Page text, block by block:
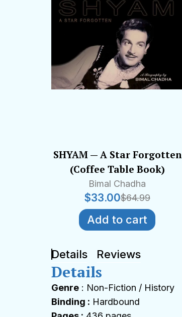
SHYAM — A Star Forgotten
(Coffee Table Book)
Bimal Chadha
$64.99
$33.00
Add to cart
Details Reviews
Details
Genre : Non-Fiction / History
Binding : Hardbound